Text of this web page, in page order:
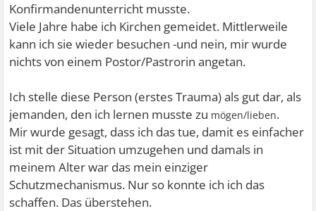
Konfirmandenunterricht musste.
Viele Jahre habe ich Kirchen gemeidet. Mittlerweile
kann ich sie wieder besuchen -und nein, mir wurde
nichts von einem Postor/Pastrorin angetan.
Ich stelle diese Person (erstes Trauma) als gut dar, als
jemanden, den ich lernen musste zu mögen/lieben.
Mir wurde gesagt, dass ich das tue, damit es einfacher
ist mit der Situation umzugehen und damals in
meinem Alter war das mein einziger
Schutzmechanismus. Nur so konnte ich ich das
schaffen. Das überstehen.